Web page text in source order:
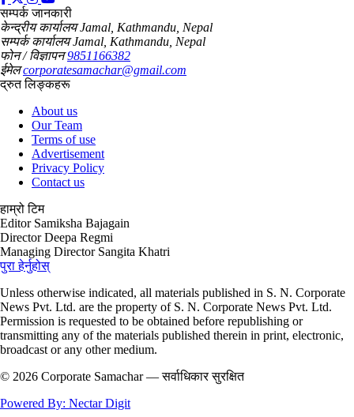
सम्पर्क जानकारी
केन्द्रीय कार्यालय Jamal, Kathmandu, Nepal
सम्पर्क कार्यालय Jamal, Kathmandu, Nepal
फोन / विज्ञापन 9851166382
ईमेल corporatesamachar@gmail.com
द्रुत लिङ्कहरू
About us
Our Team
Terms of use
Advertisement
Privacy Policy
Contact us
हाम्रो टिम
Editor Samiksha Bajagain
Director Deepa Regmi
Managing Director Sangita Khatri
पुरा हेर्नुहोस्
Unless otherwise indicated, all materials published in S. N. Corporate
News Pvt. Ltd. are the property of S. N. Corporate News Pvt. Ltd.
Permission is requested to be obtained before republishing or
transmitting any of the materials published therein in print, electronic,
broadcast or any other medium.
© 2026 Corporate Samachar — सर्वाधिकार सुरक्षित
Powered By: Nectar Digit